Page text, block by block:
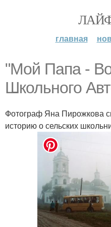
главная
"Мой Папа -
Школьного
Фотограф Яна Пирожкова
историю о сельских